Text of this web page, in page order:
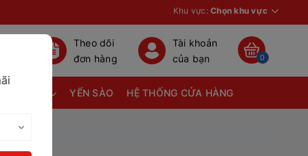
Khu vực: Chọn khu vực
Theo dõi
đơn hàng
Tài khoản
của bạn
0
YẾN SÀO HỆ THỐNG CỬA HÀNG